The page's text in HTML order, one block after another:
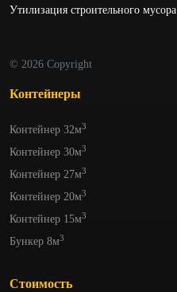
Утилизация строительного мусора
© 2026 Copyright
Контейнеры
Контейнер 32м3
Контейнер 30м3
Контейнер 27м3
Контейнер 20м3
Контейнер 15м3
Бункер 8м3
Стоимость